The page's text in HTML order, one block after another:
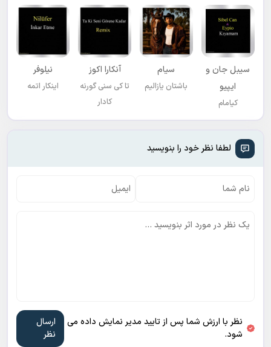
سیبل جان و
ایپیو
کیامام
سیام
باشتان یازالیم
آنکارا اکوز
تا کی سنی گورنه
کادار
نیلوفر
اینکار اتمه
لطفا نظر خود را بنویسید
نظر با ارزش شما پس از تایید مدیر نمایش داده می
شود.